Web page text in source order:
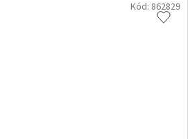
Kód: 862829